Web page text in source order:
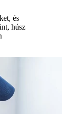
és
húsz